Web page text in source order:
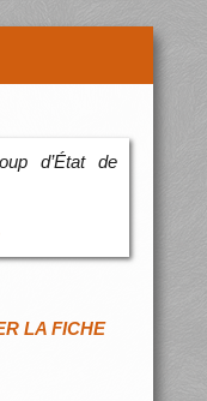
d’État de
LA FICHE